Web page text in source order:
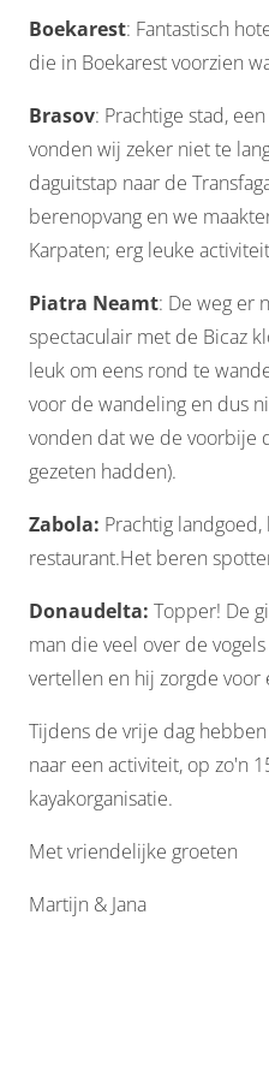
Boekarest: Fantastisch
die in Boekarest voorzien
Brasov: Prachtige stad,
vonden wij zeker niet te
daguitstap naar de
berenopvang en we
Karpaten; erg leuke
Piatra Neamt: De weg er
spectaculair met de Bicaz
leuk om eens rond te
voor de wandeling en dus
vonden dat we de voorbije
gezeten hadden).
Zabola: Prachtig
restaurant.Het beren
Donaudelta: Topper! De
man die veel over de
vertellen en hij zorgde voor
Tijdens de vrije dag
naar een activiteit, op zo'n
kayakorganisatie.
Met vriendelijke groeten
Martijn & Jana